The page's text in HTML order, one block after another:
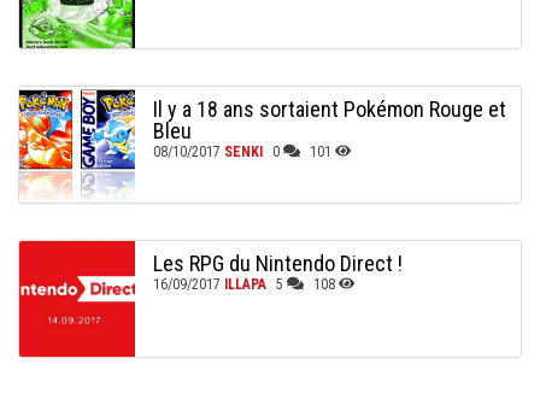
Il y a 18 ans sortaient Pokémon Rouge et
Bleu
08/10/2017 SENKI 0 101
Les RPG du Nintendo Direct !
16/09/2017 ILLAPA 5 108